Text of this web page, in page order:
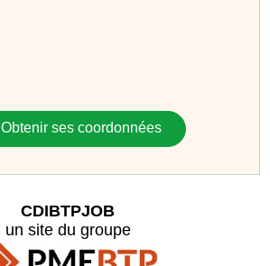
Obtenir ses coordonnées
CDIBTPJOB
un site du groupe